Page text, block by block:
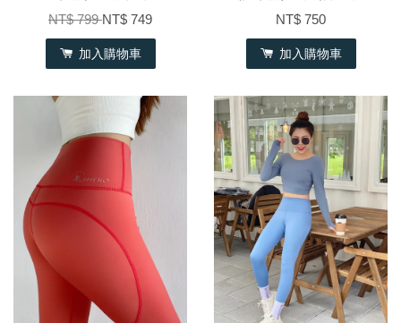
NT$ 799NT$ 749
加入購物車
NT$ 750
加入購物車